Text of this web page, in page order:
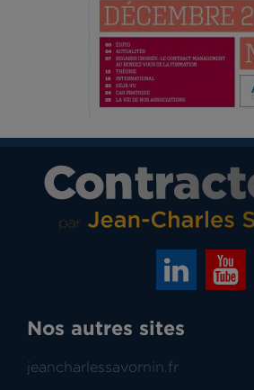
Nos autres sites
jeancharlessavornin.fr